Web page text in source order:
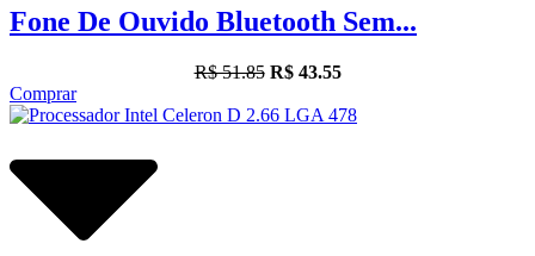
Fone De Ouvido Bluetooth Sem...
R$ 51.85 R$ 43.55
Comprar